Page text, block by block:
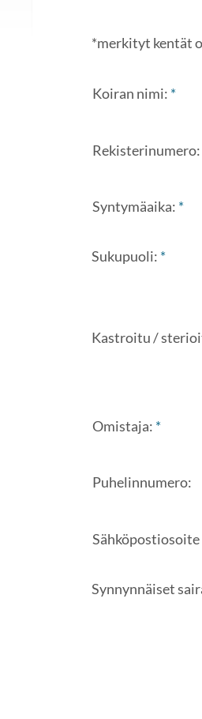
*merkityt kentät
Koiran nimi: *
Rekisterinumero:
Syntymäaika: *
Sukupuoli: *
Kastroitu /
Omistaja: *
Puhelinnumero:
Sähköpostiosoite
Synnynnäiset